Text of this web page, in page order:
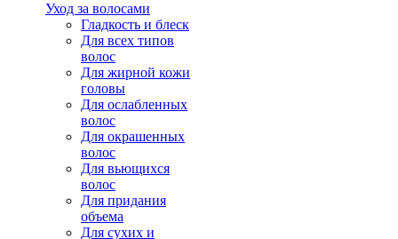
Уход за волосами
Гладкость и блеск
Для всех типов
волос
Для жирной кожи
головы
Для ослабленных
волос
Для окрашенных
волос
Для вьющихся
волос
Для придания
объема
Для сухих и